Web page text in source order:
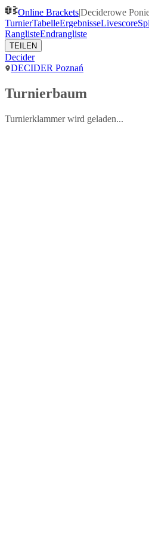
Online Brackets|Deciderowe
TurnierTabelleErgebnisseLivescore
RanglisteEndrangliste
TEILEN
Decider
DECIDER Poznań
Turnierbaum
Turnierklammer wird geladen...